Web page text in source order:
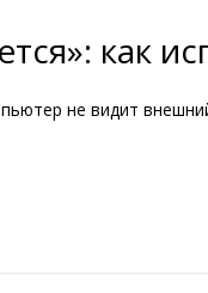
как
не видит